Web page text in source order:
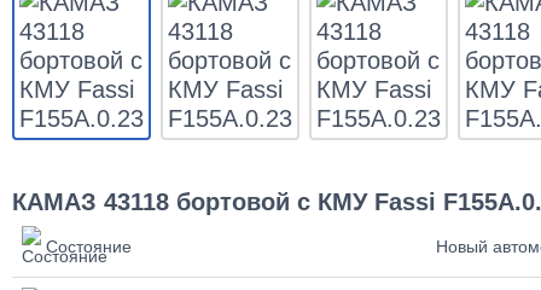
КАМАЗ 43118 бортовой с КМУ Fassi
Состояние Новый